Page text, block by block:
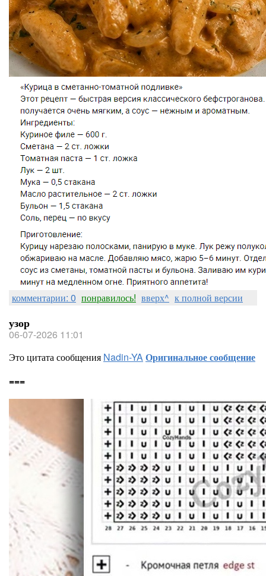
комментарии: 0 понравилось! вверх^ к полной версии
узор
06-07-2026 11:01
Это цитата сообщения Nadin-YAОригинальное сообщение
===